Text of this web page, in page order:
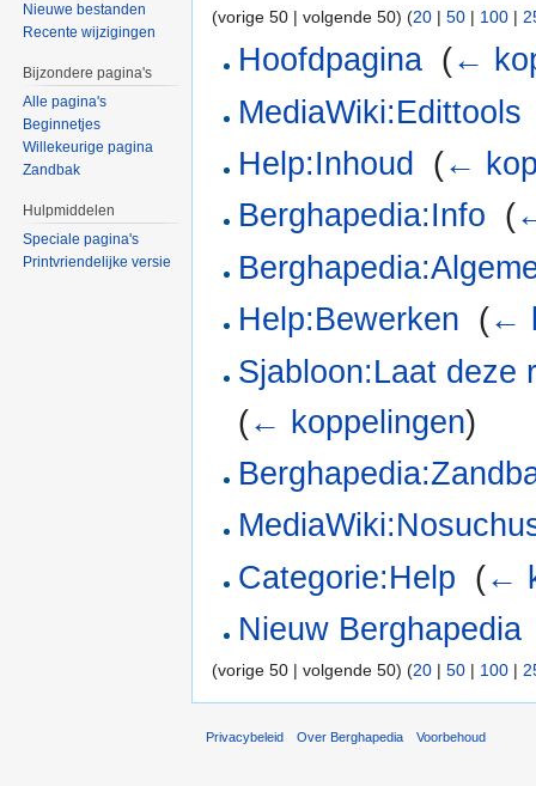
(vorige 50 | volgende 50) (20 | 50 | 100 |
Hoofdpagina (←
MediaWiki:Edittools
Help:Inhoud
(←
Berghapedia:Info (
Help:Bewerken (←
Sjabloon:Laat deze
(← koppelingen)
Categorie:Help (←
Nieuw Berghapedia
(vorige 50 | volgende 50) (20 | 50 | 100 |
Nieuwe bestanden
Recente wijzigingen
Bijzondere pagina's
Alle pagina's
Beginnetjes
Willekeurige pagina
Zandbak
Hulpmiddelen
Speciale pagina's
Printvriendelijke versie
Privacybeleid Over Berghapedia Voorbehoud